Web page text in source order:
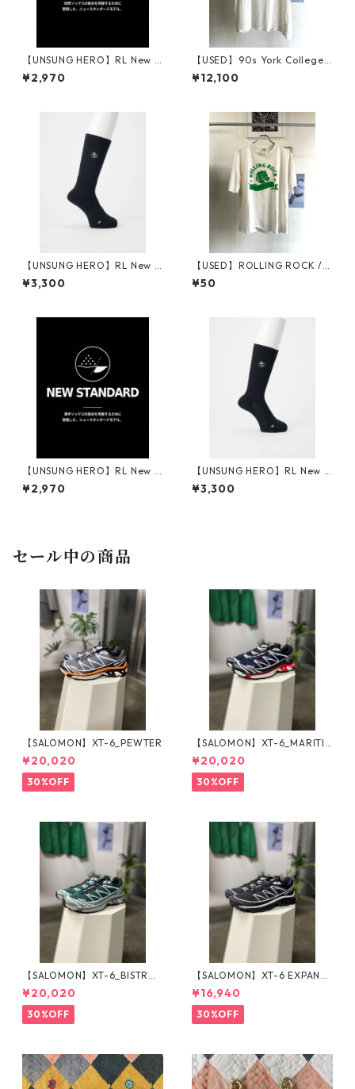
【UNSUNG HERO】RL New S
tandard Socks (厚)_BLACK
¥2,970
【USED】90s York College
"Greek Week 1992" / Printe
d Tee
¥12,100
【UNSUNG HERO】RL New S
tandard Socks (厚) Embroid
ered Logo_BLACK
¥3,300
【USED】ROLLING ROCK / P
rinted Tee
¥50
【UNSUNG HERO】RL New S
tandard Socks (薄)_BLACK
¥2,970
【UNSUNG HERO】RL New S
tandard Socks (薄) Embroid
ered Logo_BLACK
¥3,300
セール中の商品
【SALOMON】XT-6_PEWTER
¥20,020
30%OFF
【SALOMON】XT-6_MARITI
ME BLUE
¥20,020
30%OFF
【SALOMON】XT-6_BISTRO
GREEN
¥20,020
30%OFF
【SALOMON】XT-6 EXPANSE
_BLACK×WHITE
¥16,940
30%OFF